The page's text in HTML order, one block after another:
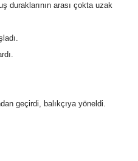
duraklarının arası çokta uzak
geçirdi, balıkçıya yöneldi.